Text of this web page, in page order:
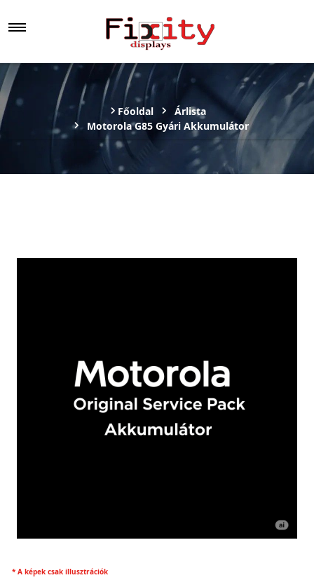
Főoldal
Árlista
Motorola G85 Gyári Akkumulátor
* A képek csak illusztrációk